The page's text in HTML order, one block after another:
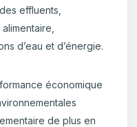
effluents,
d’eau et d’énergie.
économique
de plus en